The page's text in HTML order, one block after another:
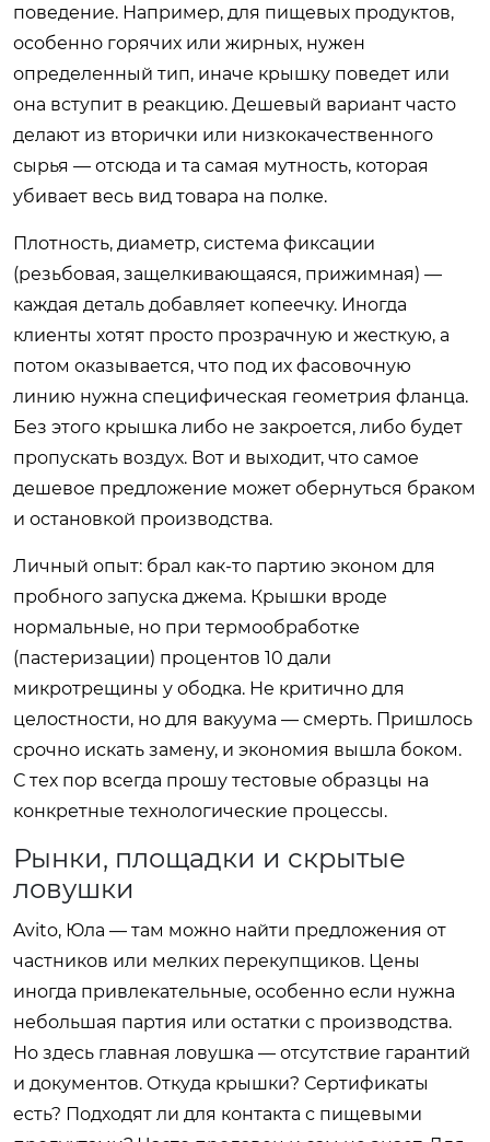
поведение. Например, для пищевых продуктов,
особенно горячих или жирных, нужен
определенный тип, иначе крышку поведет или
она вступит в реакцию. Дешевый вариант часто
делают из вторички или низкокачественного
сырья — отсюда и та самая мутность, которая
убивает весь вид товара на полке.
Плотность, диаметр, система фиксации
(резьбовая, защелкивающаяся, прижимная) —
каждая деталь добавляет копеечку. Иногда
клиенты хотят просто прозрачную и жесткую, а
потом оказывается, что под их фасовочную
линию нужна специфическая геометрия фланца.
Без этого крышка либо не закроется, либо будет
пропускать воздух. Вот и выходит, что самое
дешевое предложение может обернуться браком
и остановкой производства.
Личный опыт: брал как-то партию эконом для
пробного запуска джема. Крышки вроде
нормальные, но при термообработке
(пастеризации) процентов 10 дали
микротрещины у ободка. Не критично для
целостности, но для вакуума — смерть. Пришлось
срочно искать замену, и экономия вышла боком.
С тех пор всегда прошу тестовые образцы на
конкретные технологические процессы.
Рынки, площадки и скрытые
ловушки
Avito, Юла — там можно найти предложения от
частников или мелких перекупщиков. Цены
иногда привлекательные, особенно если нужна
небольшая партия или остатки с производства.
Но здесь главная ловушка — отсутствие гарантий
и документов. Откуда крышки? Сертификаты
есть? Подходят ли для контакта с пищевыми